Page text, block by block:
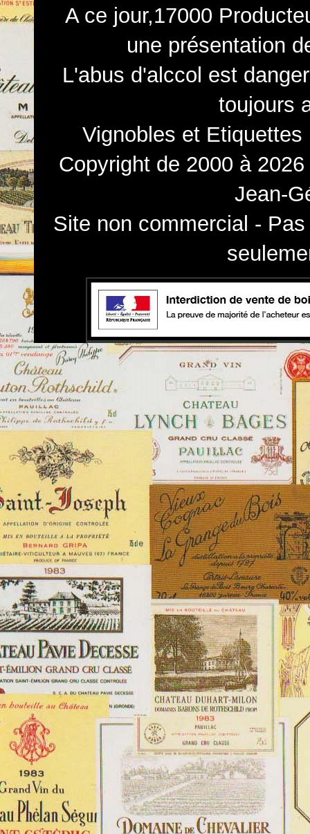
A ce jour,17000
une présentation
L'abus d'alccol est
toujours
Vignobles et
Copyright de 2000 à
Jean-
Site non commercial -